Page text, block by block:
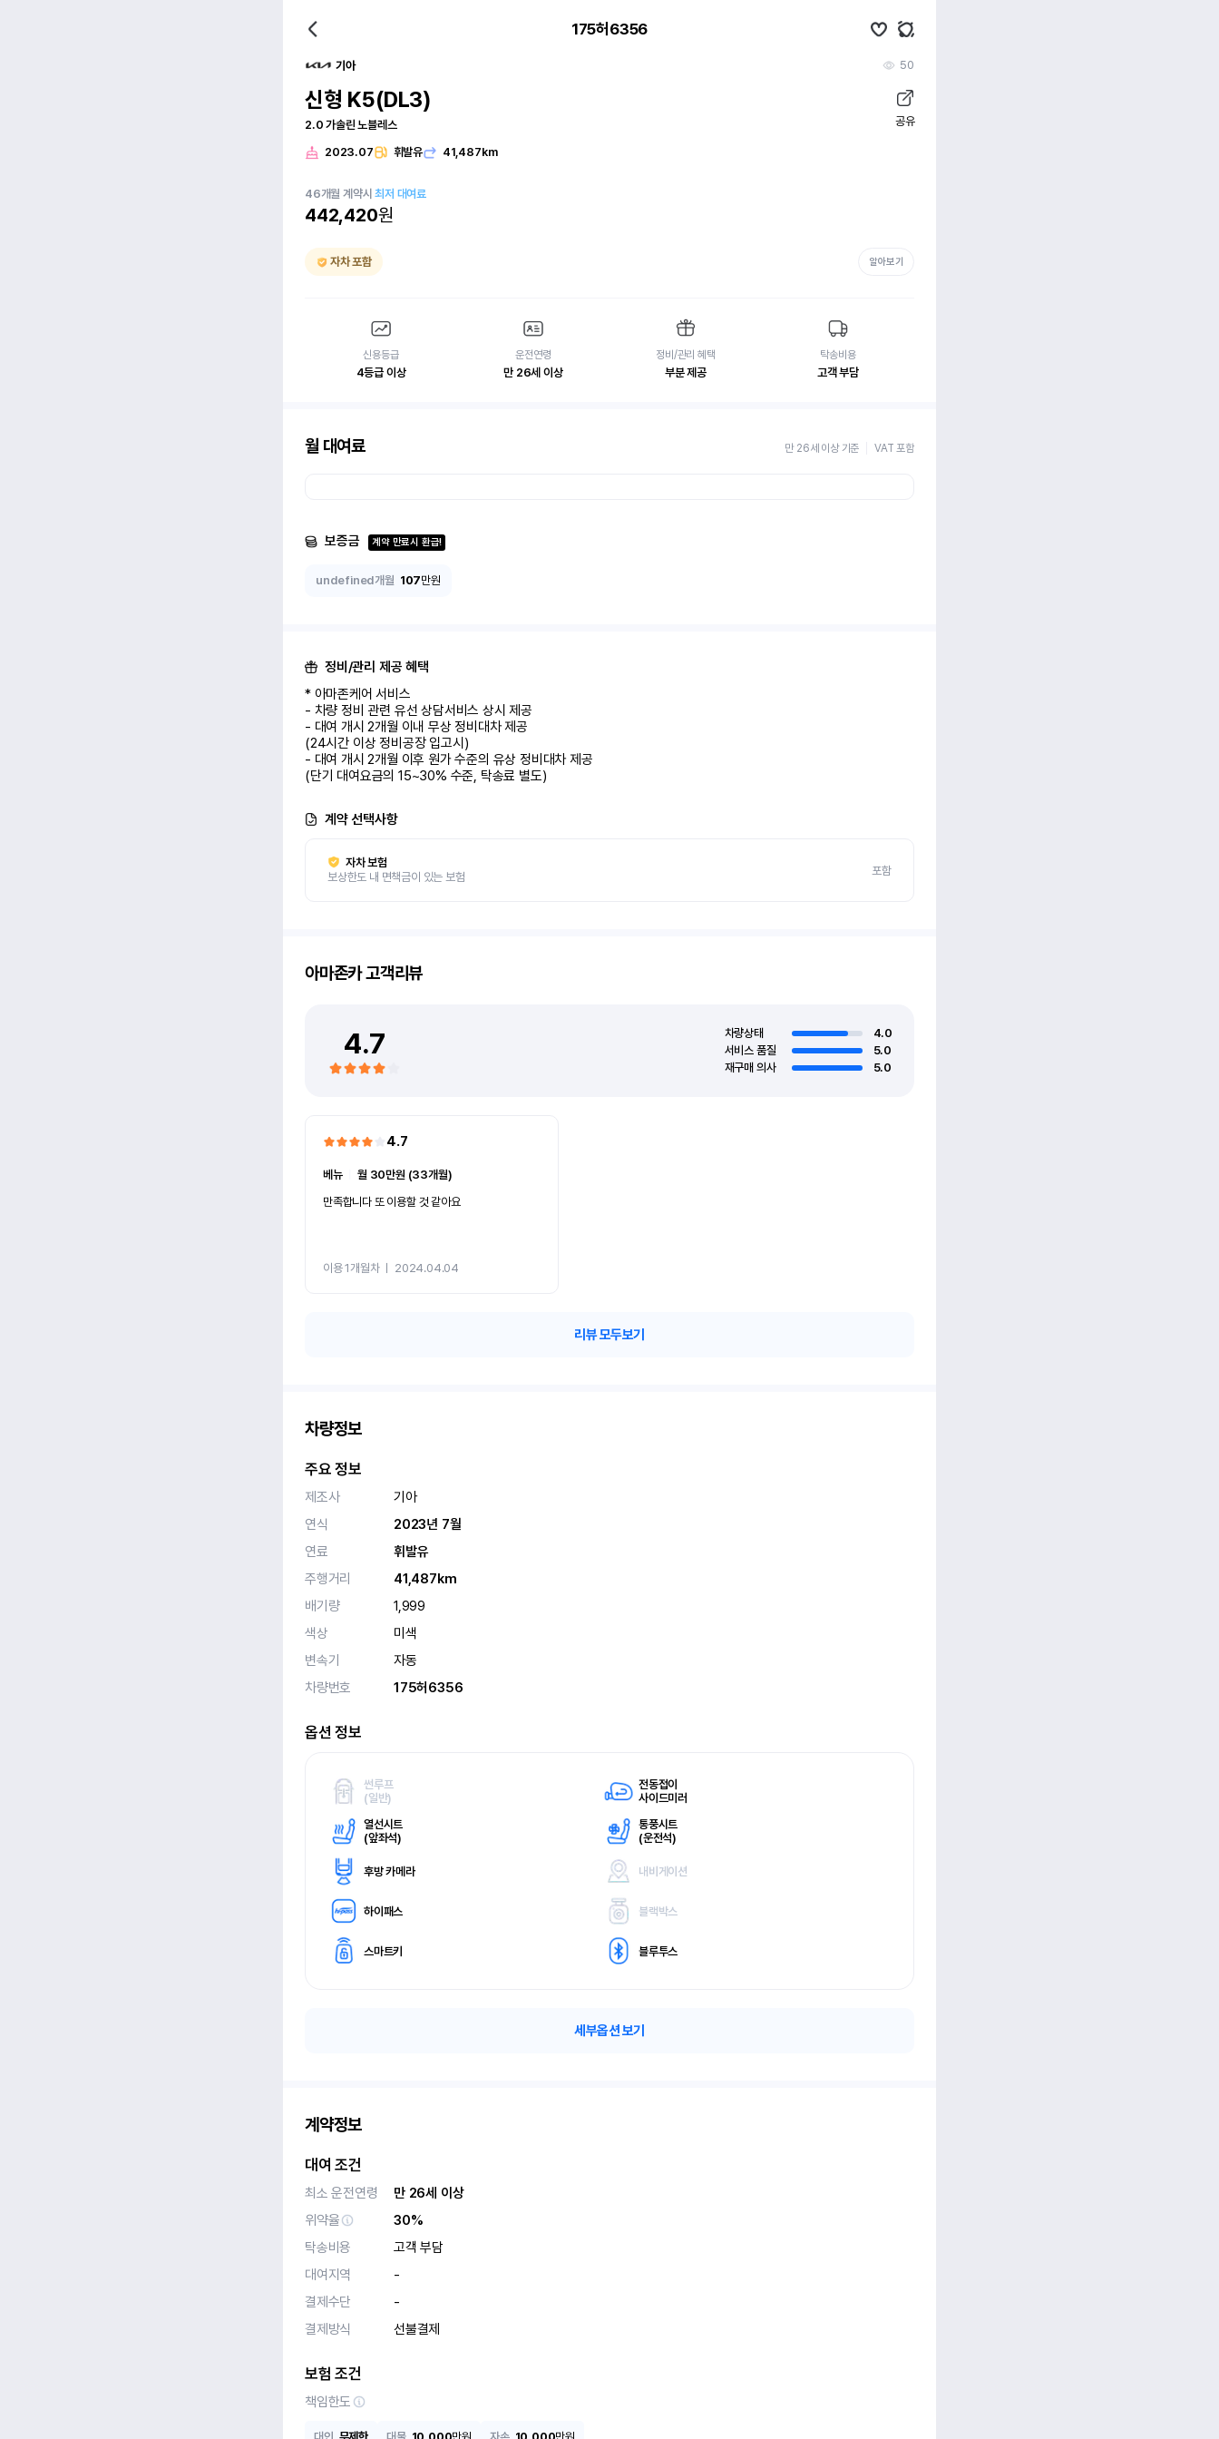
175허6356
기아 50
신형 K5(DL3)
2.0 가솔린 노블레스 공유
2023.07 휘발유 41,487km
46개월 계약시최저 대여료
442,420원
자차 포함 알아보기
신용등급
4등급 이상
운전연령
만 26세 이상
정비/관리 혜택
부분 제공
탁송비용
고객 부담
월 대여료 만 26세 이상 기준 VAT 포함
보증금 계약 만료시 환급!
undefined개월 107만원
정비/관리 제공 혜택
* 아마존케어 서비스
- 차량 정비 관련 유선 상담서비스 상시 제공
- 대여 개시 2개월 이내 무상 정비대차 제공
(24시간 이상 정비공장 입고시)
- 대여 개시 2개월 이후 원가 수준의 유상 정비대차 제공
(단기 대여요금의 15~30% 수준, 탁송료 별도)
계약 선택사항
자차 보험
보상한도 내 면책금이 있는 보험
포함
아마존카고객리뷰
4.7 차량상태
4.0
서비스 품질
5.0
재구매 의사
5.0
4.7
베뉴ㅣ월 30만원 (33개월)
만족합니다 또 이용할 것 같아요
이용 1개월차ㅣ 2024.04.04
리뷰 모두보기
차량정보
주요 정보
제조사
기아
연식
2023년 7월
연료
휘발유
주행거리
41,487km
배기량
1,999
색상
미색
변속기
자동
차량번호
175허6356
옵션 정보
썬루프
(일반)
전동접이
사이드미러
열선시트
(앞좌석)
통풍시트
(운전석)
후방 카메라 내비게이션
하이패스 블랙박스
스마트키 블루투스
세부옵션 보기
계약정보
대여 조건
최소 운전연령
만 26세 이상
위약율
30%
탁송비용
고객 부담
대여지역
-
결제수단
-
결제방식
선불결제
보험 조건
책임한도